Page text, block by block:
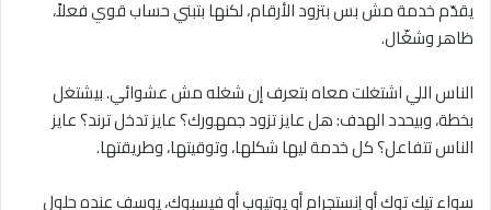
يقدّم خدمة مش بس بتزود الأرقام، لكنها بتبني حساب قوي فعلاً،
ظاهر وشغّال.
الناس اللي اشتغلت معاه بتعرف إن شغله مش عشوائي. بيشتغل
بخطة، وبيحدد الهدف: هل عايز تزود جمهورك؟ عايز تدخل ترند؟ عايز
الناس تتفاعل؟ كل خدمة ليها شكلها، وتوقيتها، وطريقتها.
سواء تيك توك أو إنستجرام أو يوتيوب أو فيسبوك، يوسف عنده حلول